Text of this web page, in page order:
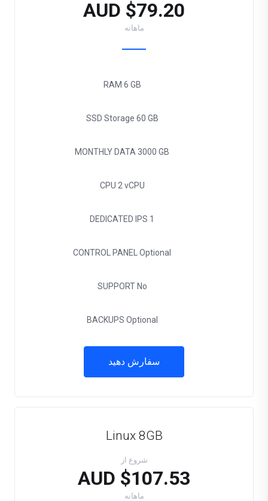
$79.20 AUD
ماهانه
RAM 6 GB
SSD Storage 60 GB
MONTHLY DATA 3000 GB
CPU 2 vCPU
DEDICATED IPS 1
CONTROL PANEL Optional
SUPPORTNo
BACKUPS Optional
سفارش دهید
Linux 8GB
شروع از
$107.53 AUD
ماهانه